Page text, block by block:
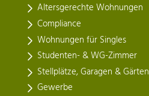
Altersgerechte Wohnungen
Compliance
Wohnungen für Singles
Studenten- & WG-Zimmer
Stellplätze, Garagen & Gärten
Gewerbe